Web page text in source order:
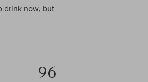
drink now, but
96